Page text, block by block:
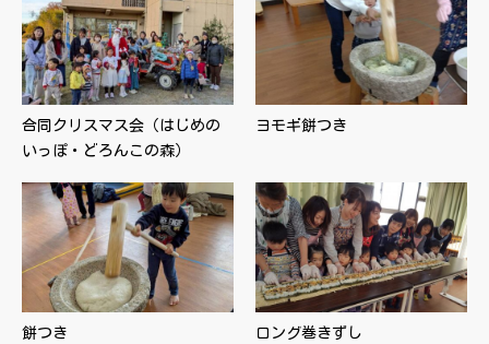
合同クリスマス会（はじめの
いっぽ・どろんこの森）
ヨモギ餅つき
餅つき ロング巻きずし